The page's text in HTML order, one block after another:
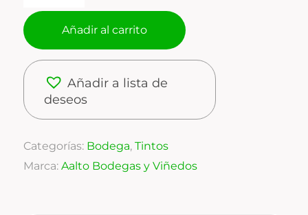
Añadir al carrito
Añadir a lista de
deseos
Categorías: Bodega, Tintos
Marca: Aalto Bodegas y Viñedos